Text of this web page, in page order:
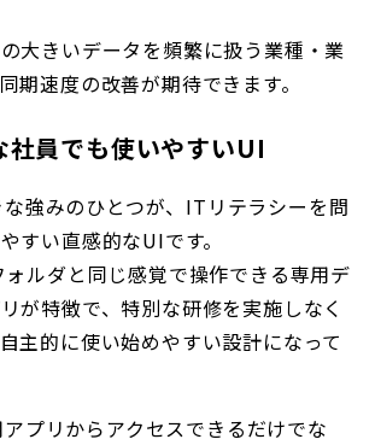
大きいデータを頻繁に扱う業種・業
期速度の改善が期待できます。
社員でも使いやすいUI
強みのひとつが、ITリテラシーを問
すい直感的なUIです。
ォルダと同じ感覚で操作できる専用デ
が特徴で、特別な研修を実施しなく
主的に使い始めやすい設計になって
プリからアクセスできるだけでな